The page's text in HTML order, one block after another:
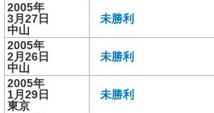
2005年
3月27日
中山
未勝利
2005年
2月26日
中山
未勝利
2005年
1月29日
東京
未勝利